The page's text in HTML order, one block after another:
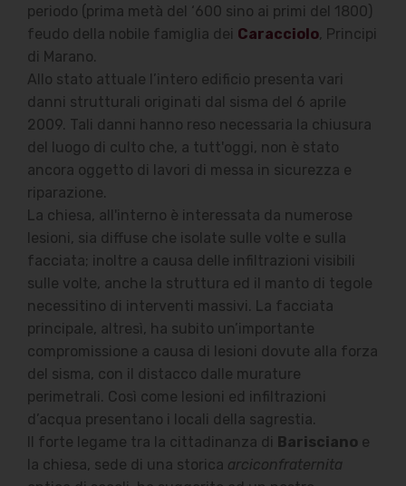
periodo (prima metà del ‘600 sino ai primi del 1800)
feudo della nobile famiglia dei Caracciolo, Principi
di Marano.
Allo stato attuale l’intero edificio presenta vari
danni strutturali originati dal sisma del 6 aprile
2009. Tali danni hanno reso necessaria la chiusura
del luogo di culto che, a tutt'oggi, non è stato
ancora oggetto di lavori di messa in sicurezza e
riparazione.
La chiesa, all'interno è interessata da numerose
lesioni, sia diffuse che isolate sulle volte e sulla
facciata; inoltre a causa delle infiltrazioni visibili
sulle volte, anche la struttura ed il manto di tegole
necessitino di interventi massivi. La facciata
principale, altresì, ha subito un’importante
compromissione a causa di lesioni dovute alla forza
del sisma, con il distacco dalle murature
perimetrali. Così come lesioni ed infiltrazioni
d’acqua presentano i locali della sagrestia.
Il forte legame tra la cittadinanza di Barisciano e
la chiesa, sede di una storica arciconfraternita